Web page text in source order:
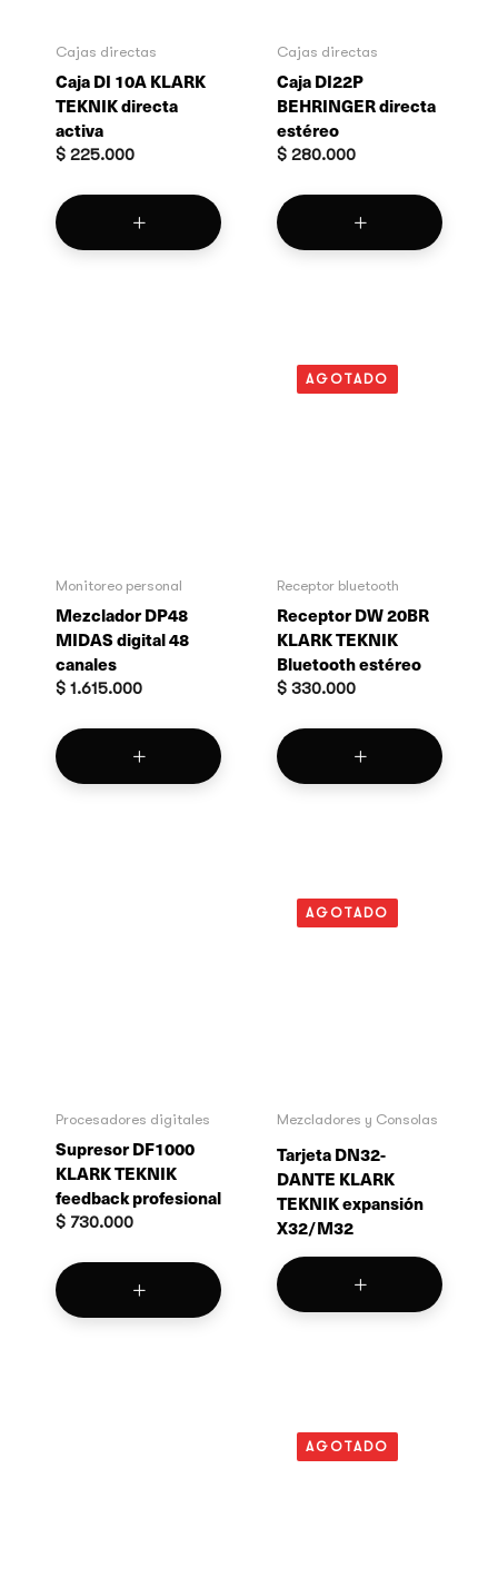
Cajas directas
Caja DI 10A KLARK
TEKNIK directa
activa
$ 225.000
Cajas directas
Caja DI22P
BEHRINGER directa
estéreo
$ 280.000
Monitoreo personal
Mezclador DP48
MIDAS digital 48
canales
$ 1.615.000
AGOTADO
Receptor bluetooth
Receptor DW 20BR
KLARK TEKNIK
Bluetooth estéreo
$ 330.000
Procesadores digitales
Supresor DF1000
KLARK TEKNIK
feedback profesional
$ 730.000
AGOTADO
Mezcladores y Consolas
Tarjeta DN32-
DANTE KLARK
TEKNIK expansión
X32/M32
AGOTADO